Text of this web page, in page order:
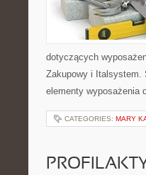
dotyczących
Zakupowy i Italsystem.
elementy wyposażenia
CATEGORIES: MARY